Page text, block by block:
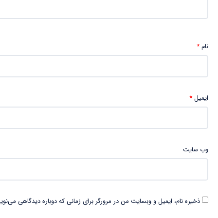
نام*
ایمیل*
وب‌ سایت
ذخیره نام، ایمیل و وبسایت من در مرورگر برای زمانی که دوباره دیدگاهی